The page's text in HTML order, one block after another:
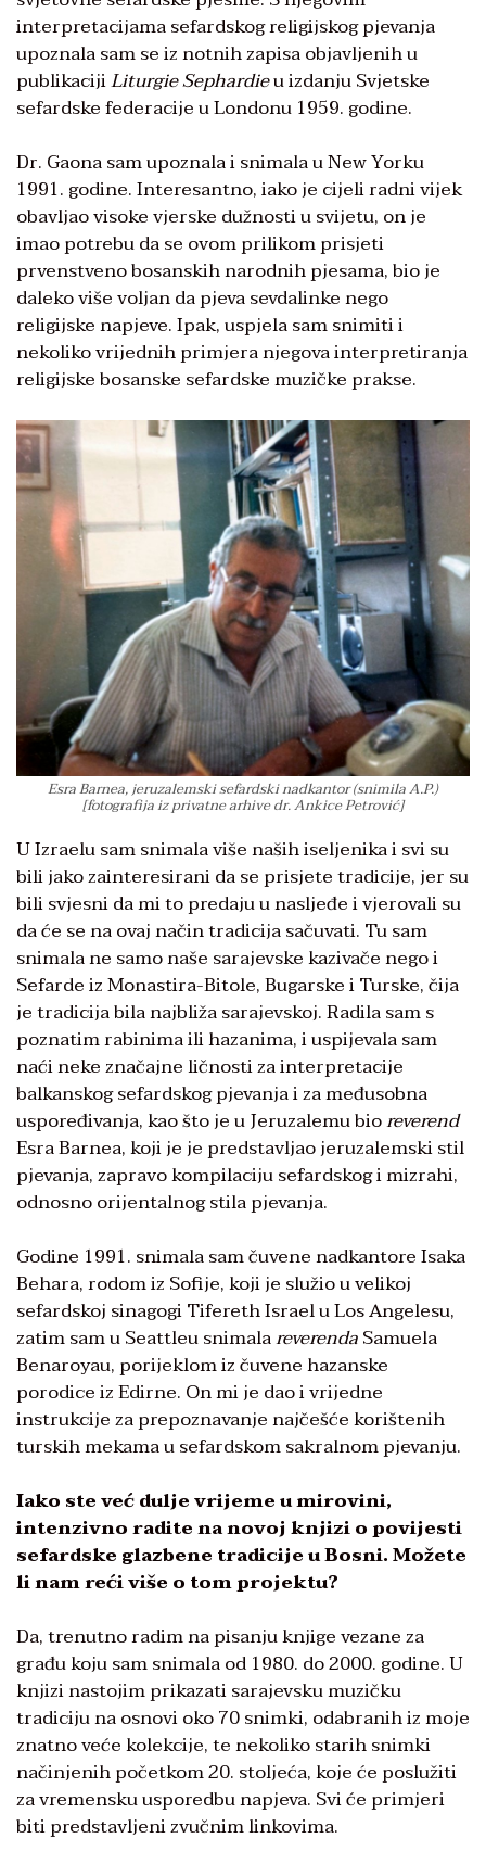
interpretacijama sefardskog religijskog pjevanja
upoznala sam se iz notnih zapisa objavljenih u
publikacijiLiturgie Sephardieu izdanju Svjetske
sefardske federacije u Londonu 1959. godine.
Dr. Gaona sam upoznala i snimala u New Yorku
1991. godine. Interesantno, iako je cijeli radni vijek
obavljao visoke vjerske dužnosti u svijetu, on je
imao potrebu da se ovom prilikom prisjeti
prvenstveno bosanskih narodnih pjesama, bio je
daleko više voljan da pjeva sevdalinke nego
religijske napjeve. Ipak, uspjela sam snimiti i
nekoliko vrijednih primjera njegova interpretiranja
religijske bosanske sefardske muzičke prakse.
Esra Barnea, jeruzalemski sefardski nadkantor (snimila A.P.)
[fotografija iz privatne arhive dr. Ankice Petrović]
U Izraelu sam snimala više naših iseljenika i svi su
bili jako zainteresirani da se prisjete tradicije, jer su
bili svjesni da mi to predaju u nasljeđe i vjerovali su
da će se na ovaj način tradicija sačuvati. Tu sam
snimala ne samo naše sarajevske kazivače nego i
Sefarde iz Monastira-Bitole, Bugarske i Turske, čija
je tradicija bila najbliža sarajevskoj. Radila sam s
poznatim rabinima ili hazanima, i uspijevala sam
naći neke značajne ličnosti za interpretacije
balkanskog sefardskog pjevanja i za međusobna
uspoređivanja, kao što je u Jeruzalemu bioreverend
Esra Barnea, koji je je predstavljao jeruzalemski stil
pjevanja, zapravo kompilaciju sefardskog i mizrahi,
odnosno orijentalnog stila pjevanja.
Godine 1991. snimala sam čuvene nadkantore Isaka
Behara, rodom iz Sofije, koji je služio u velikoj
sefardskoj sinagogi Tifereth Israel u Los Angelesu,
zatim sam u Seattleu snimalareverendaSamuela
Benaroyau, porijeklom iz čuvene hazanske
porodice iz Edirne. On mi je dao i vrijedne
instrukcije za prepoznavanje najčešće korištenih
turskih mekama u sefardskom sakralnom pjevanju.
Iako ste već dulje vrijeme u mirovini,
intenzivno radite na novoj knjizi o povijesti
sefardske glazbene tradicije u Bosni. Možete
li nam reći više o tom projektu?
Da, trenutno radim na pisanju knjige vezane za
građu koju sam snimala od 1980. do 2000. godine. U
knjizi nastojim prikazati sarajevsku muzičku
tradiciju na osnovi oko 70 snimki, odabranih iz moje
znatno veće kolekcije, te nekoliko starih snimki
načinjenih početkom 20. stoljeća, koje će poslužiti
za vremensku usporedbu napjeva. Svi će primjeri
biti predstavljeni zvučnim linkovima.